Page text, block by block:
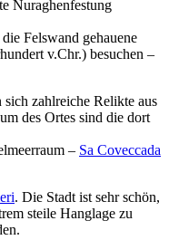
Nuraghenfestung
Felswand gehauene
v.Chr.) besuchen –
sich zahlreiche Relikte aus
des Ortes sind die dort
– Sa Coveccada
. Die Stadt ist sehr schön,
steile Hanglage zu